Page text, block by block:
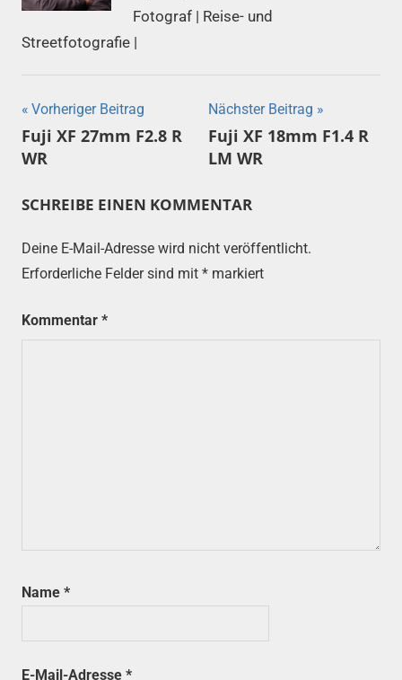
Fotograf | Reise- und
Streetfotografie |
Beitragsnavigation
Vorheriger Beitrag
Fuji XF 27mm F2.8 R
WR
Nächster Beitrag
Fuji XF 18mm F1.4 R
LM WR
SCHREIBE EINEN KOMMENTAR
Deine E-Mail-Adresse wird nicht veröffentlicht.
Erforderliche Felder sind mit * markiert
Kommentar *
Name *
E-Mail-Adresse *